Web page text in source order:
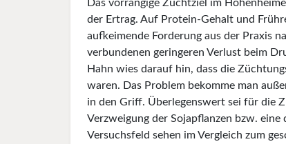
Das vorrangige Zuchtziel im
der Ertrag. Auf Protein-Gehalt und
aufkeimende Forderung aus der Praxis
verbundenen geringeren Verlust beim
Hahn wies darauf hin, dass die
waren. Das Problem bekomme man
in den Griff. Überlegenswert sei für die
Verzweigung der Sojapflanzen bzw.
Versuchsfeld sehen im Vergleich zum